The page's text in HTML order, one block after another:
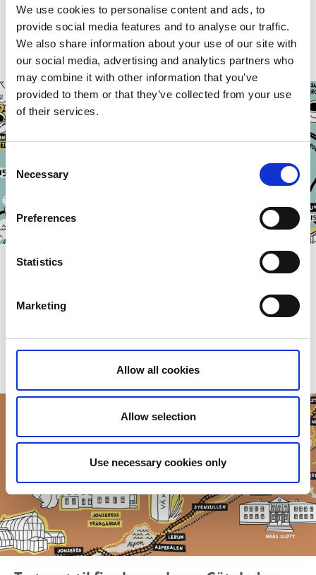
We use cookies to personalise content and ads, to
provide social media features and to analyse our traffic.
We also share information about your use of our site with
our social media, advertising and analytics partners who
may combine it with other information that you’ve
provided to them or that they’ve collected from your use
of their services.
Selection
Necessary
Preferences
Statistics
Marketing
Allow all cookies
Allow selection
Use necessary cookies only
overnattingssteder og vakre stopp.
Les mer
Biltur til hager mellom Gøteborg og
Besøk vakre hager, koselige overnattingssteder,